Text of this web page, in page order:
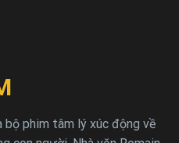
bộ phim tâm lý xúc động về